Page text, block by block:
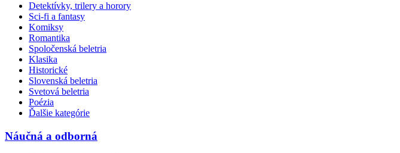
Detektívky, trilery a horory
Sci-fi a fantasy
Komiksy
Romantika
Spoločenská beletria
Klasika
Historické
Slovenská beletria
Svetová beletria
Poézia
Ďalšie kategórie
Náučná a odborná